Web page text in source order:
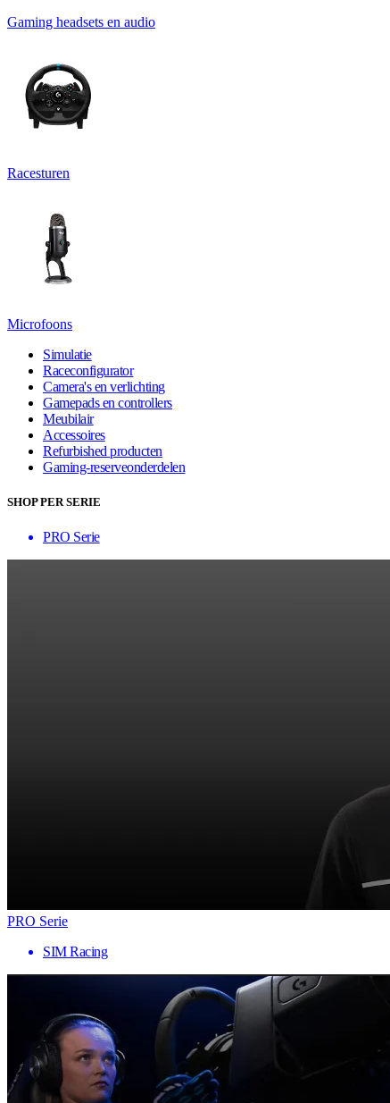
Gaming headsets en audio
Racesturen
Microfoons
Simulatie
Raceconfigurator
Camera's en verlichting
Gamepads en controllers
Meubilair
Accessoires
Refurbished producten
Gaming-reserveonderdelen
SHOP PER SERIE
PRO Serie
PRO Serie
SIM Racing